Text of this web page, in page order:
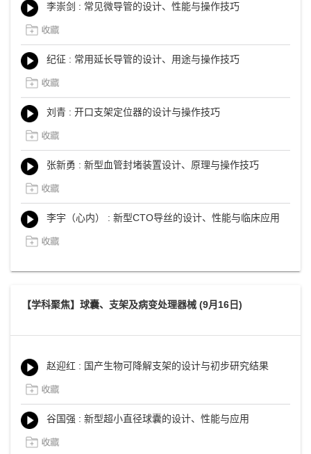
李崇剑 : 常见微导管的设计、性能与操作技巧
纪征 : 常用延长导管的设计、用途与操作技巧
刘青 : 开口支架定位器的设计与操作技巧
张新勇 : 新型血管封堵装置设计、原理与操作技巧
李宇（心内） : 新型CTO导丝的设计、性能与临床应用
【学科聚焦】球囊、支架及病变处理器械 (9月16日)
赵迎红 : 国产生物可降解支架的设计与初步研究结果
谷国强 : 新型超小直径球囊的设计、性能与应用